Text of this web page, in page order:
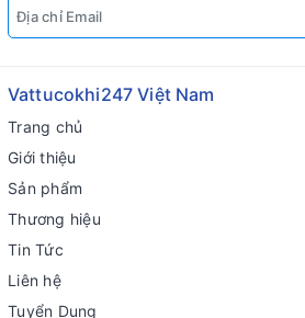
Vattucokhi247 Việt Nam
Trang chủ
Giới thiệu
Sản phẩm
Thương hiệu
Tin Tức
Liên hệ
Tuyển Dụng